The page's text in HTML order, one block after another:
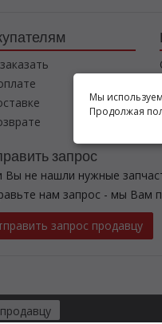
запрос
Вы не нашли нужные
нам запрос - мы Вам
запрос продавцу
Мы
Продолжая